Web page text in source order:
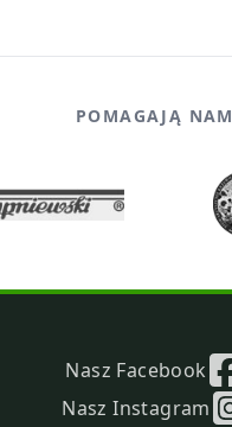
POMAGAJĄ NAM
Nasz Facebook
Nasz Instagram